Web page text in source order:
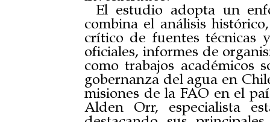
El estudio adopta un
combina el análisis
crítico de fuentes técnicas
oficiales, informes de
como trabajos académicos
gobernanza del agua en
misiones de la FAO en el
Alden Orr, especialista